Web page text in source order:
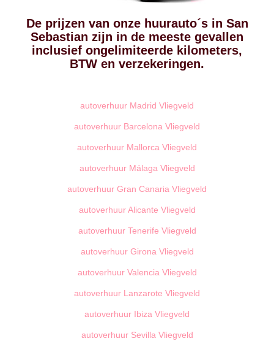
De prijzen van onze huurauto´s in San
Sebastian zijn in de meeste gevallen
inclusief ongelimiteerde kilometers,
BTW en verzekeringen.
autoverhuur Madrid Vliegveld
autoverhuur Barcelona Vliegveld
autoverhuur Mallorca Vliegveld
autoverhuur Málaga Vliegveld
autoverhuur Gran Canaria Vliegveld
autoverhuur Alicante Vliegveld
autoverhuur Tenerife Vliegveld
autoverhuur Girona Vliegveld
autoverhuur Valencia Vliegveld
autoverhuur Lanzarote Vliegveld
autoverhuur Ibiza Vliegveld
autoverhuur Sevilla Vliegveld